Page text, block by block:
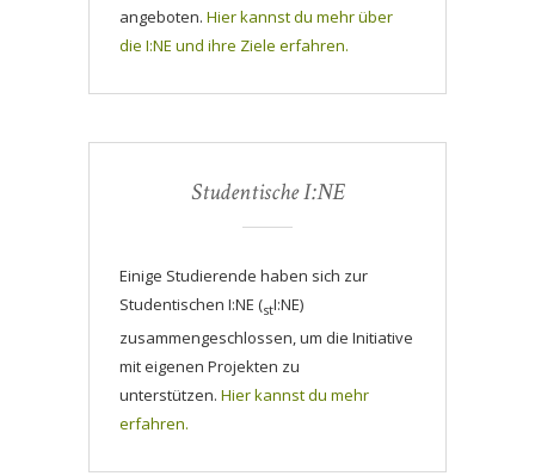
angeboten. Hier kannst du mehr über
die I:NE und ihre Ziele erfahren.
Studentische I:NE
Einige Studierende haben sich zur
Studentischen I:NE (stI:NE)
zusammengeschlossen, um die Initiative
mit eigenen Projekten zu
unterstützen. Hier kannst du mehr
erfahren.